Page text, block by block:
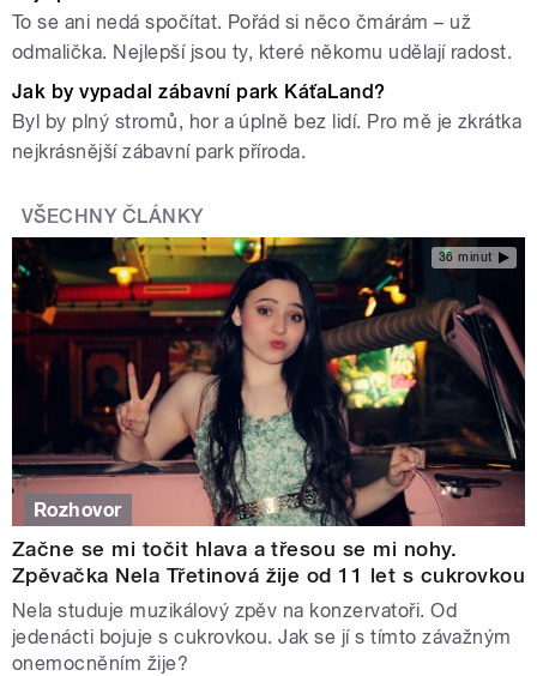
To se ani nedá spočítat. Pořád si něco čmárám – už
odmalička. Nejlepší jsou ty, které někomu udělají radost.
Jak by vypadal zábavní park KáťaLand?
Byl by plný stromů, hor a úplně bez lidí. Pro mě je zkrátka
nejkrásnější zábavní park příroda.
VŠECHNY ČLÁNKY
36 minut
Rozhovor
Začne se mi točit hlava a třesou se mi nohy.
Zpěvačka Nela Třetinová žije od 11 let s cukrovkou
Nela studuje muzikálový zpěv na konzervatoři. Od
jedenácti bojuje s cukrovkou. Jak se jí s tímto závažným
onemocněním žije?